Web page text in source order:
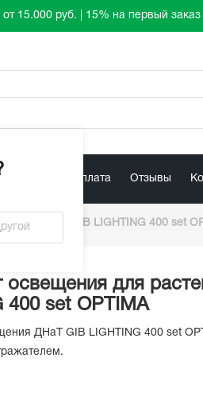
от 15.000 руб. | 15% на первый
Доставка / Оплата Отзывы
ДНАз GIB LIGHTING 400 set
освещения для
400 set OPTIMA
ДНаТ GIB LIGHTING 400 set